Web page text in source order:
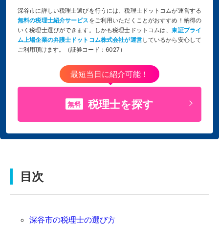
深谷市に詳しい税理士選びを行うには、税理士ドットコムが運営する
無料の税理士紹介サービス をご利用いただくことがおすすめ！納得の
いく税理士選びができます。しかも税理士ドットコムは、東証プライ
ム上場企業の弁護士ドットコム株式会社が運営しているから安心して
ご利用頂けます。（証券コード：6027）
最短当日に紹介可能！
無料 税理士を探す
目次
深谷市の税理士の選び方